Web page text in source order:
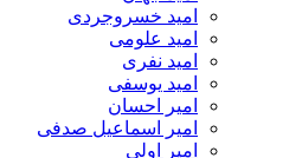
امید خسروجردی
امید علومی
امید نفری
امید یوسفی
امیر احسان
امیر اسماعیل صدفی
امیر اولی